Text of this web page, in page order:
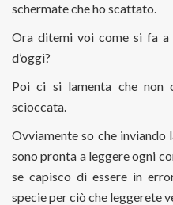
schermate che ho scattato.
Ora ditemi voi come si fa a
d’oggi?
Poi ci si lamenta che non
scioccata.
Ovviamente so che inviando
sono pronta a leggere ogni
se capisco di essere in
specie per ciò che leggerete